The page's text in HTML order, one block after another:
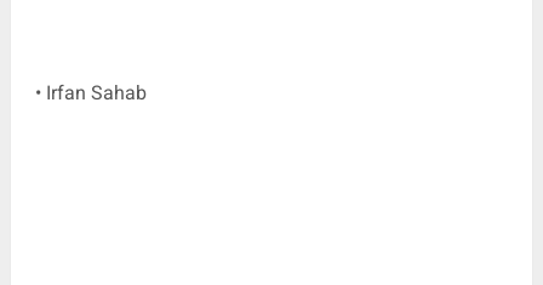
• Irfan Sahab